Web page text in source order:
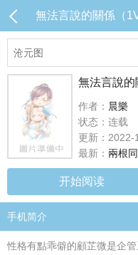
無法言說的
作者： 晨樂
状态：连载
更新：2022-
最新： 兩根
开始阅读
手机简介
性格有點乖僻的顧芷微是企